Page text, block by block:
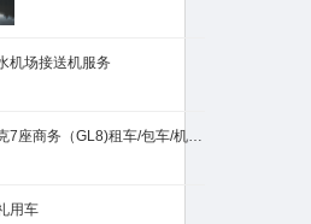
机场接送机服务
昆明别克7座商务（GL8)租车/包车/机场车站接送
用车